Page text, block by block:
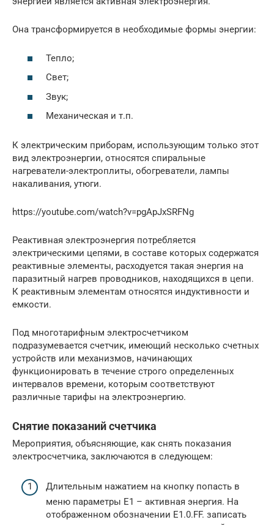
Она трансформируется в необходимые формы энергии:
Тепло;
Свет;
Звук;
Механическая и т.п.
К электрическим приборам, использующим только этот
вид электроэнергии, относятся спиральные
нагреватели-электроплиты, обогреватели, лампы
накаливания, утюги.
https://youtube.com/watch?v=pgApJxSRFNg
Реактивная электроэнергия потребляется
электрическими цепями, в составе которых содержатся
реактивные элементы, расходуется такая энергия на
паразитный нагрев проводников, находящихся в цепи.
К реактивным элементам относятся индуктивности и
емкости.
Под многотарифным электросчетчиком
подразумевается счетчик, имеющий несколько счетных
устройств или механизмов, начинающих
функционировать в течение строго определенных
интервалов времени, которым соответствуют
различные тарифы на электроэнергию.
Снятие показаний счетчика
Мероприятия, объясняющие, как снять показания
электросчетчика, заключаются в следующем:
Длительным нажатием на кнопку попасть в
меню параметры Е1 – активная энергия. На
отображенном обозначении Е1.0.FF. записать